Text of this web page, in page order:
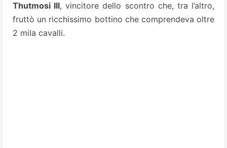
Thutmosi III, vincitore dello scontro che, tra l’altro,
fruttò un ricchissimo bottino che comprendeva oltre
2 mila cavalli.